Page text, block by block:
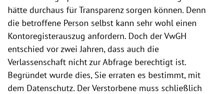
hätte durchaus für Transparenz sorgen können. Denn
die betroffene Person selbst kann sehr wohl einen
Kontoregisterauszug anfordern. Doch der VwGH
entschied vor zwei Jahren, dass auch die
Verlassenschaft nicht zur Abfrage berechtigt ist.
Begründet wurde dies, Sie erraten es bestimmt, mit
dem Datenschutz. Der Verstorbene muss schließlich